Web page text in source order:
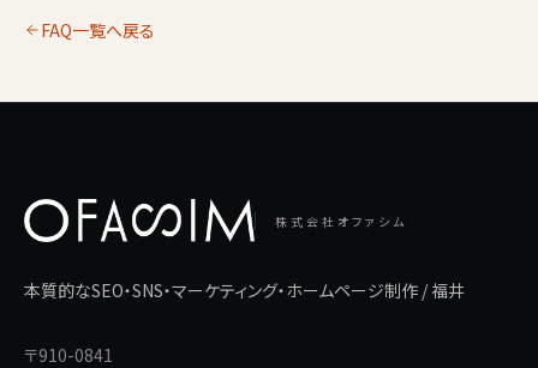
FAQ一覧へ戻る
株式会社オファシム
本質的なSEO・SNS・マーケティング・ホームページ制作 / 福井
〒910-0841